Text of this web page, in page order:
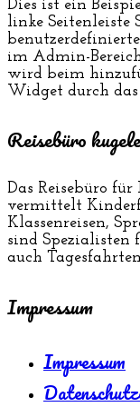
Dies ist ein
linke Seitenleiste
im Admin-
wird beim
Widget durch
Reisebüro
Das Reisebüro für
vermittelt
Klassenreisen,
sind Spezialisten
auch
Impressum
Impressum